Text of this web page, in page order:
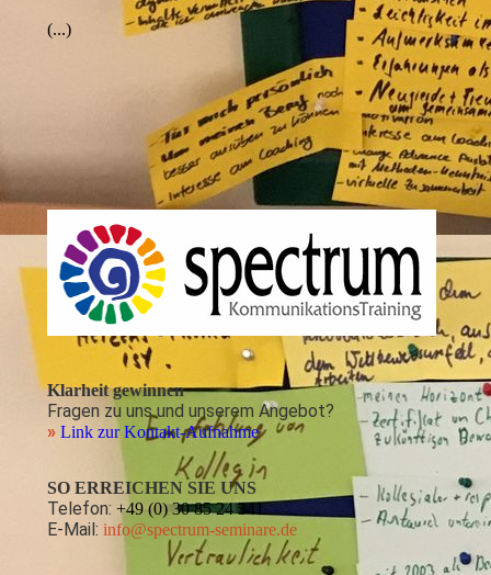
(...)
Klarheit gewinnen
Fragen zu uns und unserem Angebot?
»Link zur Kontakt-Aufnahme
SO ERREICHEN SIE UNS
Telefon: +49 (0) 30 85 24 341
E-Mail: info@spectrum-seminare.de